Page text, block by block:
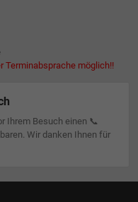
Terminabsprache möglich!!
Ihrem Besuch einen 📞
Wir danken Ihnen für